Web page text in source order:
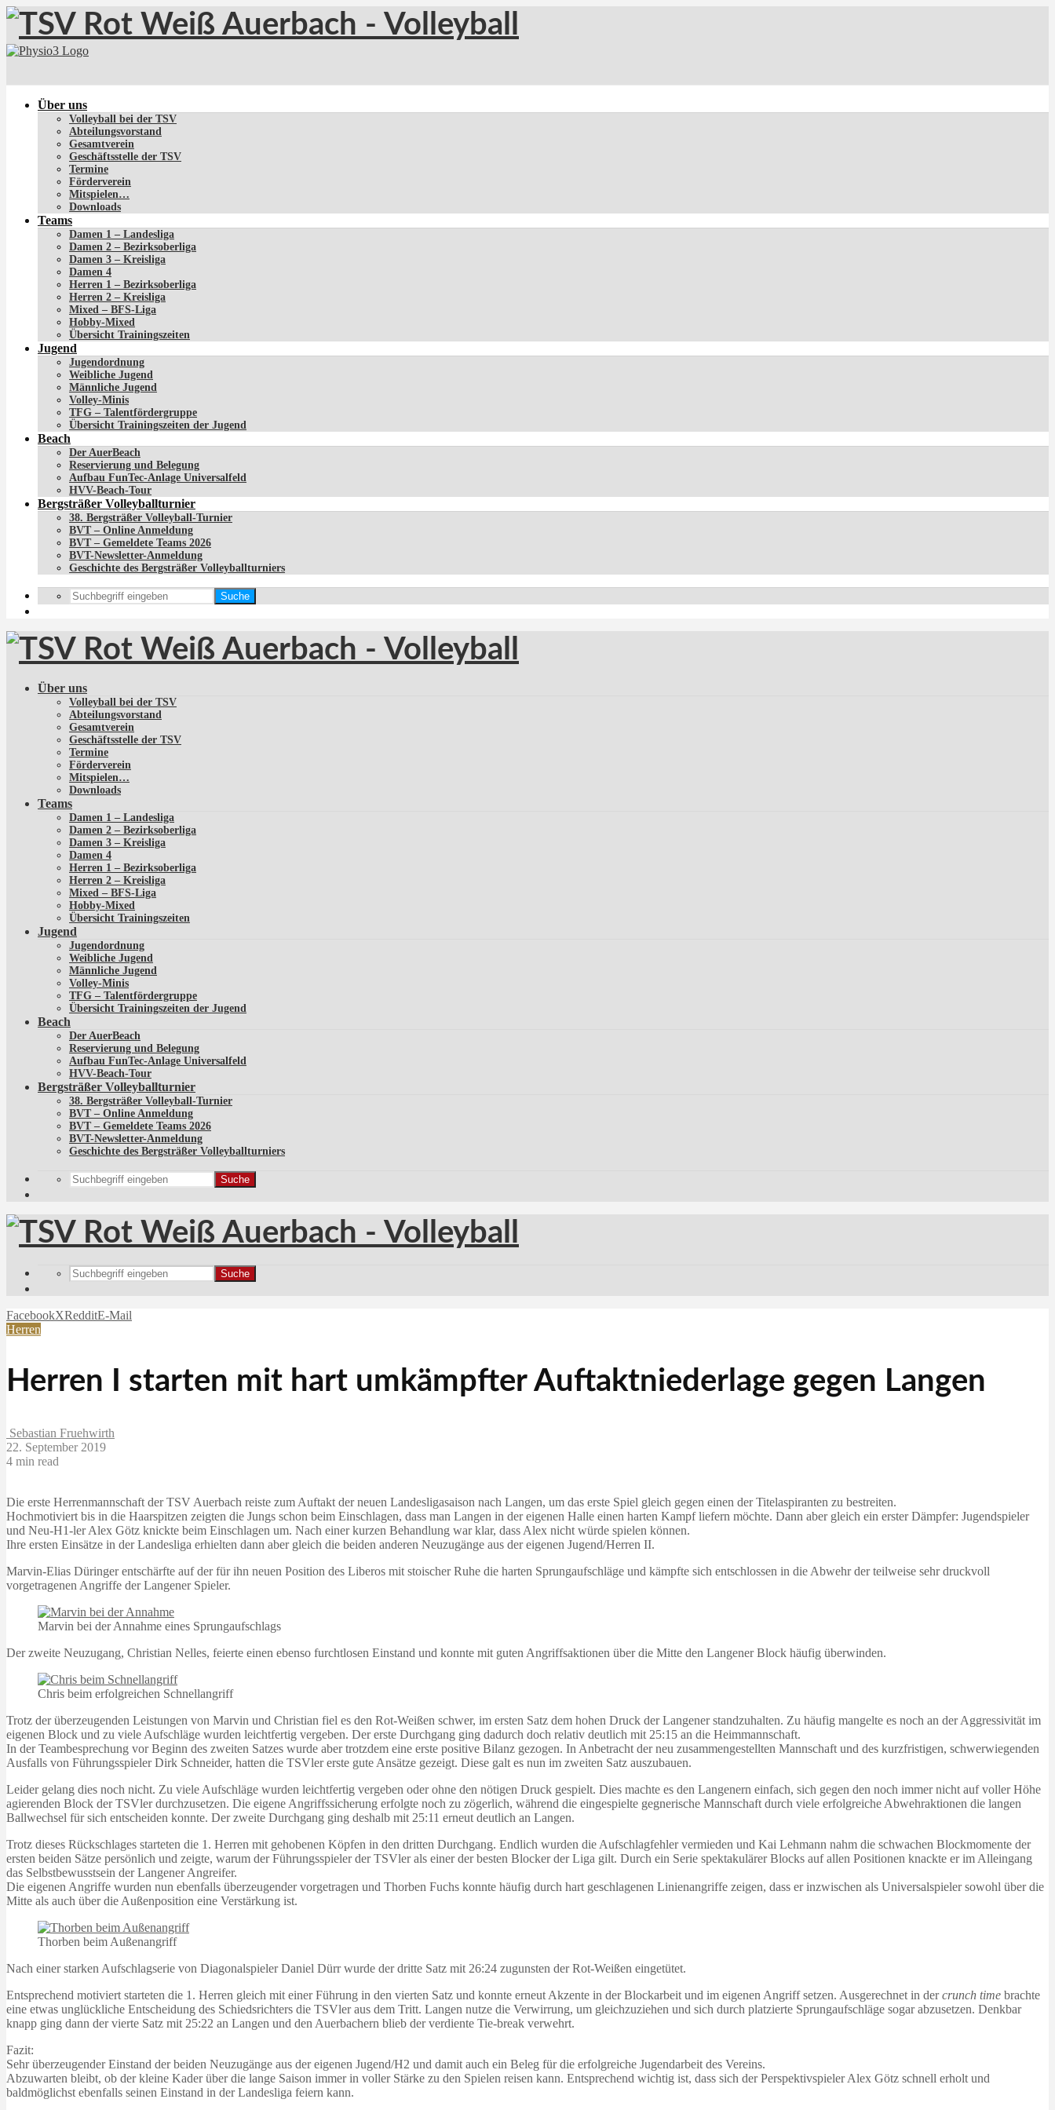
Über uns
Volleyball bei der TSV
Abteilungsvorstand
Gesamtverein
Geschäftsstelle der TSV
Termine
Förderverein
Mitspielen…
Downloads
Teams
Damen 1 – Landesliga
Damen 2 – Bezirksoberliga
Damen 3 – Kreisliga
Damen 4
Herren 1 – Bezirksoberliga
Herren 2 – Kreisliga
Mixed – BFS-Liga
Hobby-Mixed
Übersicht Trainingszeiten
Jugend
Jugendordnung
Weibliche Jugend
Männliche Jugend
Volley-Minis
TFG – Talentfördergruppe
Übersicht Trainingszeiten der Jugend
Beach
Der AuerBeach
Reservierung und Belegung
Aufbau FunTec-Anlage Universalfeld
HVV-Beach-Tour
Bergsträßer Volleyballturnier
38. Bergsträßer Volleyball-Turnier
BVT – Online Anmeldung
BVT – Gemeldete Teams 2026
BVT-Newsletter-Anmeldung
Geschichte des Bergsträßer Volleyballturniers
Suche
Über uns
Volleyball bei der TSV
Abteilungsvorstand
Gesamtverein
Geschäftsstelle der TSV
Termine
Förderverein
Mitspielen…
Downloads
Teams
Damen 1 – Landesliga
Damen 2 – Bezirksoberliga
Damen 3 – Kreisliga
Damen 4
Herren 1 – Bezirksoberliga
Herren 2 – Kreisliga
Mixed – BFS-Liga
Hobby-Mixed
Übersicht Trainingszeiten
Jugend
Jugendordnung
Weibliche Jugend
Männliche Jugend
Volley-Minis
TFG – Talentfördergruppe
Übersicht Trainingszeiten der Jugend
Beach
Der AuerBeach
Reservierung und Belegung
Aufbau FunTec-Anlage Universalfeld
HVV-Beach-Tour
Bergsträßer Volleyballturnier
38. Bergsträßer Volleyball-Turnier
BVT – Online Anmeldung
BVT – Gemeldete Teams 2026
BVT-Newsletter-Anmeldung
Geschichte des Bergsträßer Volleyballturniers
Suche
Suche
FacebookXRedditE-Mail
Herren
Herren I starten mit hart umkämpfter Auftaktniederlage gegen Langen
Sebastian Fruehwirth
22. September 2019
4 min read
Die erste Herrenmannschaft der TSV Auerbach reiste zum Auftakt der neuen Landesligasaison nach Langen, um das erste Spiel gleich gegen einen der Titelaspiranten zu bestreiten.
Hochmotiviert bis in die Haarspitzen zeigten die Jungs schon beim Einschlagen, dass man Langen in der eigenen Halle einen harten Kampf liefern möchte. Dann aber gleich ein erster Dämpfer: Jugendspieler
und Neu-H1-ler Alex Götz knickte beim Einschlagen um. Nach einer kurzen Behandlung war klar, dass Alex nicht würde spielen können.
Ihre ersten Einsätze in der Landesliga erhielten dann aber gleich die beiden anderen Neuzugänge aus der eigenen Jugend/Herren II.
Marvin-Elias Düringer entschärfte auf der für ihn neuen Position des Liberos mit stoischer Ruhe die harten Sprungaufschläge und kämpfte sich entschlossen in die Abwehr der teilweise sehr druckvoll
vorgetragenen Angriffe der Langener Spieler.
Marvin bei der Annahme eines Sprungaufschlags
Der zweite Neuzugang, Christian Nelles, feierte einen ebenso furchtlosen Einstand und konnte mit guten Angriffsaktionen über die Mitte den Langener Block häufig überwinden.
Chris beim erfolgreichen Schnellangriff
Trotz der überzeugenden Leistungen von Marvin und Christian fiel es den Rot-Weißen schwer, im ersten Satz dem hohen Druck der Langener standzuhalten. Zu häufig mangelte es noch an der Aggressivität im
eigenen Block und zu viele Aufschläge wurden leichtfertig vergeben. Der erste Durchgang ging dadurch doch relativ deutlich mit 25:15 an die Heimmannschaft.
In der Teambesprechung vor Beginn des zweiten Satzes wurde aber trotzdem eine erste positive Bilanz gezogen. In Anbetracht der neu zusammengestellten Mannschaft und des kurzfristigen, schwerwiegenden
Ausfalls von Führungsspieler Dirk Schneider, hatten die TSVler erste gute Ansätze gezeigt. Diese galt es nun im zweiten Satz auszubauen.
Leider gelang dies noch nicht. Zu viele Aufschläge wurden leichtfertig vergeben oder ohne den nötigen Druck gespielt. Dies machte es den Langenern einfach, sich gegen den noch immer nicht auf voller Höhe
agierenden Block der TSVler durchzusetzen. Die eigene Angriffssicherung erfolgte noch zu zögerlich, während die eingespielte gegnerische Mannschaft durch viele erfolgreiche Abwehraktionen die langen
Ballwechsel für sich entscheiden konnte. Der zweite Durchgang ging deshalb mit 25:11 erneut deutlich an Langen.
Trotz dieses Rückschlages starteten die 1. Herren mit gehobenen Köpfen in den dritten Durchgang. Endlich wurden die Aufschlagfehler vermieden und Kai Lehmann nahm die schwachen Blockmomente der
ersten beiden Sätze persönlich und zeigte, warum der Führungsspieler der TSVler als einer der besten Blocker der Liga gilt. Durch ein Serie spektakulärer Blocks auf allen Positionen knackte er im Alleingang
das Selbstbewusstsein der Langener Angreifer.
Die eigenen Angriffe wurden nun ebenfalls überzeugender vorgetragen und Thorben Fuchs konnte häufig durch hart geschlagenen Linienangriffe zeigen, dass er inzwischen als Universalspieler sowohl über die
Mitte als auch über die Außenposition eine Verstärkung ist.
Thorben beim Außenangriff
Nach einer starken Aufschlagserie von Diagonalspieler Daniel Dürr wurde der dritte Satz mit 26:24 zugunsten der Rot-Weißen eingetütet.
Entsprechend motiviert starteten die 1. Herren gleich mit einer Führung in den vierten Satz und konnte erneut Akzente in der Blockarbeit und im eigenen Angriff setzen. Ausgerechnet in dercrunch time brachte
eine etwas unglückliche Entscheidung des Schiedsrichters die TSVler aus dem Tritt. Langen nutze die Verwirrung, um gleichzuziehen und sich durch platzierte Sprungaufschläge sogar abzusetzen. Denkbar
knapp ging dann der vierte Satz mit 25:22 an Langen und den Auerbachern blieb der verdiente Tie-break verwehrt.
Fazit:
Sehr überzeugender Einstand der beiden Neuzugänge aus der eigenen Jugend/H2 und damit auch ein Beleg für die erfolgreiche Jugendarbeit des Vereins.
Abzuwarten bleibt, ob der kleine Kader über die lange Saison immer in voller Stärke zu den Spielen reisen kann. Entsprechend wichtig ist, dass sich der Perspektivspieler Alex Götz schnell erholt und
baldmöglichst ebenfalls seinen Einstand in der Landesliga feiern kann.